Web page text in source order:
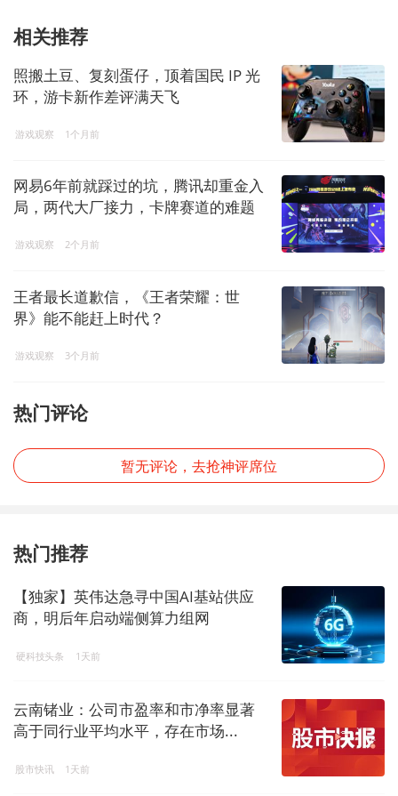
相关推荐
照搬土豆、复刻蛋仔，顶着国民 IP 光
环，游卡新作差评满天飞
游戏观察 1个月前
网易6年前就踩过的坑，腾讯却重金入
局，两代大厂接力，卡牌赛道的难题
游戏观察 2个月前
王者最长道歉信，《王者荣耀：世
界》能不能赶上时代？
游戏观察 3个月前
热门评论
暂无评论，去抢神评席位
热门推荐
【独家】英伟达急寻中国AI基站供应
商，明后年启动端侧算力组网
硬科技头条 1天前
云南锗业：公司市盈率和市净率显著
高于同行业平均水平，存在市场...
股市快讯 1天前